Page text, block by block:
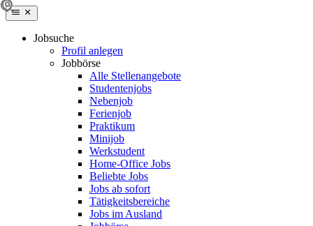
Jobsuche
Profil anlegen
Jobbörse
Alle Stellenangebote
Studentenjobs
Nebenjob
Ferienjob
Praktikum
Minijob
Werkstudent
Home-Office Jobs
Beliebte Jobs
Jobs ab sofort
Tätigkeitsbereiche
Jobs im Ausland